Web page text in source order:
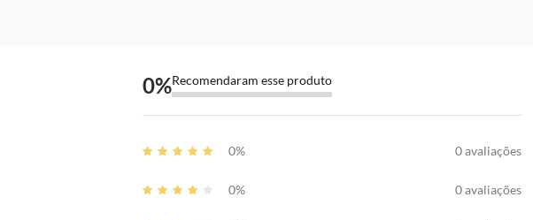
0%Recomendaram esse produto
0% 0 avaliações
0% 0 avaliações